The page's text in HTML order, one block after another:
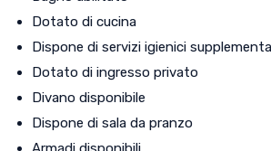
Dotato di cucina
Dispone di servizi igienici
Dotato di ingresso privato
Divano disponibile
Dispone di sala da pranzo